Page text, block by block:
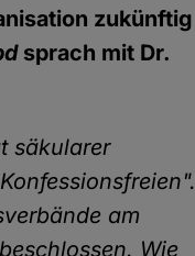
zukünftig
sprach mit Dr.
säkularer
am
Wie